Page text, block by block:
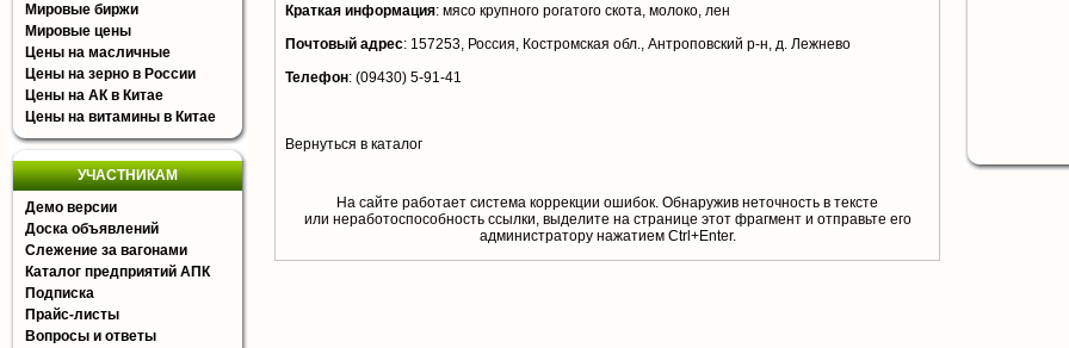
Мировые биржи
Мировые цены
Цены на масличные
Цены на зерно в России
Цены на АК в Китае
Цены на витамины в Китае
УЧАСТНИКАМ
Демо версии
Доска объявлений
Слежение за вагонами
Каталог предприятий АПК
Подписка
Прайс-листы
Вопросы и ответы
Краткая информация: мясо крупного рогатого скота, молоко, лен
Почтовый адрес: 157253, Россия, Костромская обл., Антроповский р-н, д. Лежнево
Телефон: (09430) 5-91-41
Вернуться в каталог
На сайте работает система коррекции ошибок. Обнаружив неточность в тексте
или неработоспособность ссылки, выделите на странице этот фрагмент и отправьте его
aдминистратору нажатием Ctrl+Enter.